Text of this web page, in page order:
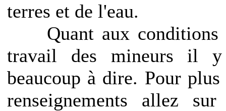
terres et de l'eau.
Quant aux conditions
travail des mineurs il
beaucoup à dire. Pour plus
renseignements allez